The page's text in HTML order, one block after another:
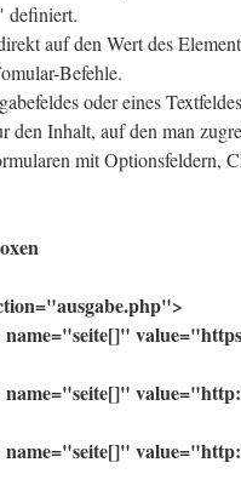
definiert.
auf den Wert des
Befehle.
oder eines
den Inhalt, auf den man
mit Optionsfeldern,